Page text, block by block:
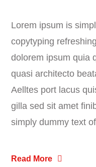
Lorem ipsum is
copytyping
dolorem ipsum quia
quasi architecto
Aelltes port lacus
gilla sed sit amet
simply dummy text of
Read More